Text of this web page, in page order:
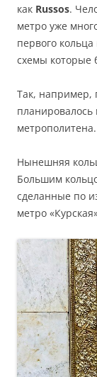
как Russos.
метро уже
первого
схемы которые
Так, например,
планировалось
метрополитена.
Нынешняя
Большим
сделанные по
метро